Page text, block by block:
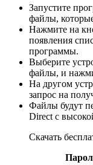
Запустите
файлы,
Нажмите на
появления
программы.
Выберите
файлы, и
На другом
запрос на
Файлы будут
Direct с
Скачать